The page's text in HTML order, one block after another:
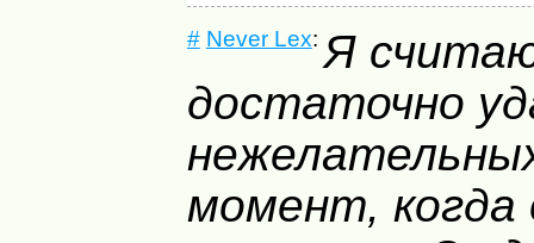
# Never Lex: Я
достаточно
момент, когда